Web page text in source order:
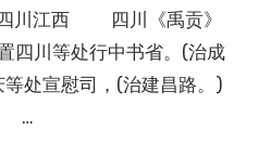
江西 四川《禹贡》
四川等处行中书省。(治成
处宣慰司，(治建昌路。)
…